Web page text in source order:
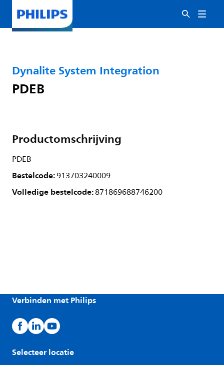
Dynalite System Integration
PDEB
Productomschrijving
PDEB
Bestelcode:913703240009
Volledige bestelcode:871869688746200
Verbinden met Philips
Selecteer locatie